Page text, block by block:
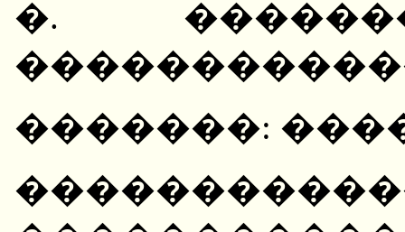
�.
�������: